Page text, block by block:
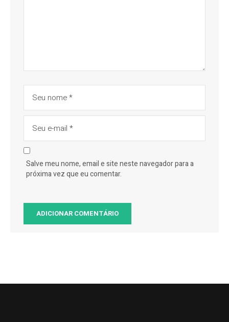
Salve meu nome, email e site neste navegador para a
próxima vez que eu comentar.